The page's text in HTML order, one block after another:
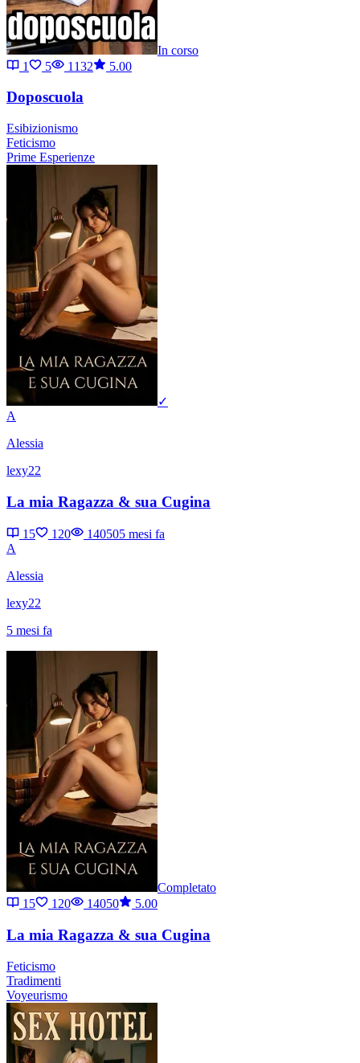
In corso
1
5 1132 5.00
Doposcuola
Esibizionismo
Feticismo
Prime Esperienze
✓
A
Alessia
lexy22
La mia Ragazza & sua Cugina
15 120 140505 mesi fa
A
Alessia
lexy22
5 mesi fa
Completato
15
120 14050 5.00
La mia Ragazza & sua Cugina
Feticismo
Tradimenti
Voyeurismo